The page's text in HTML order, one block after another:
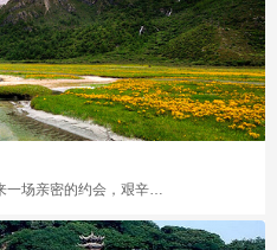
与冰川里的水晶宫、“摄影家走廊”、来一场亲密的约会，艰辛会有的，可这都是值得的